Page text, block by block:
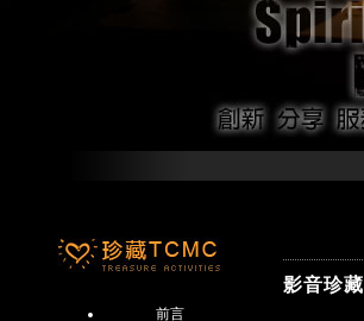
前言
影音珍藏